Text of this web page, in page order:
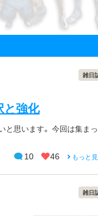
雑日
と強化
と思います。 今回は集まっ
10 46 もっと
雑日